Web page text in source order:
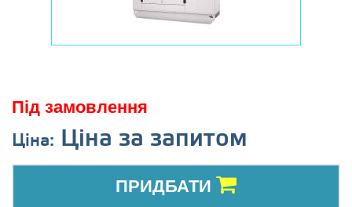
Під замовлення
Ціна: Ціна за запитом
ПРИДБАТИ